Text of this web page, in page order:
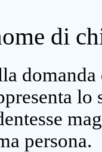
di
lo
persona.